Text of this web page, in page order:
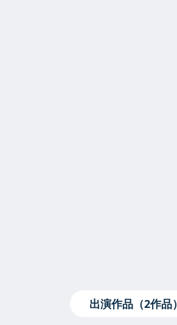
出演作品（2作品）